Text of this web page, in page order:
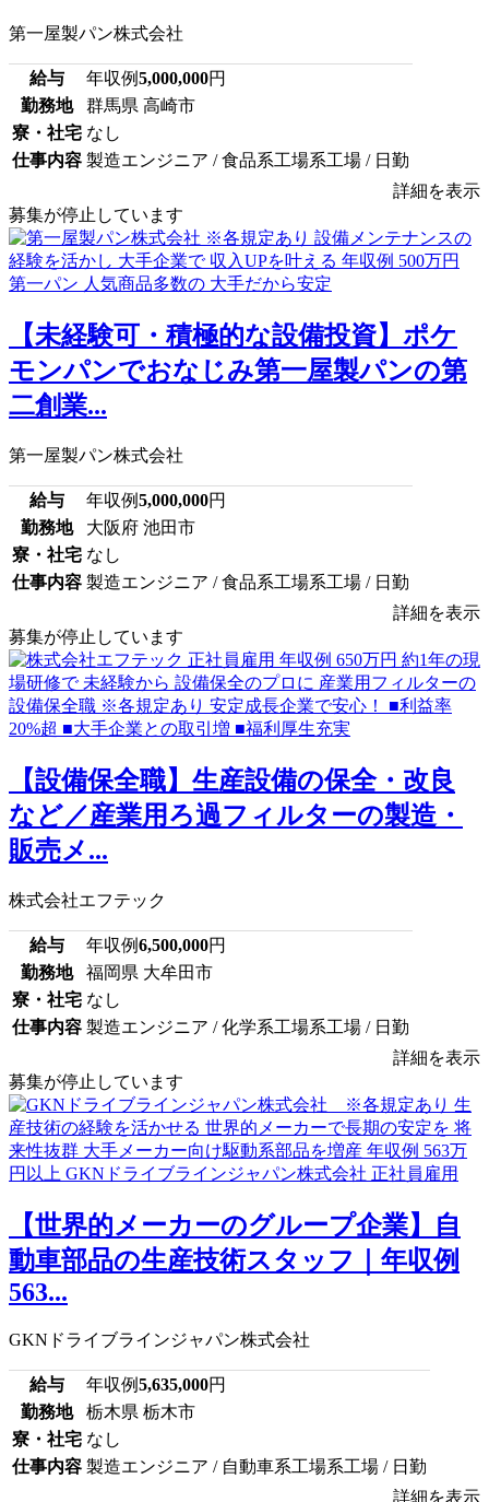
第一屋製パン株式会社
給与 年収例5,000,000円
勤務地
群馬県 高崎市
寮・社宅 なし
仕事内容 製造エンジニア / 食品系工場系工場 / 日勤
詳細を表示
募集が停止しています
【未経験可・積極的な設備投資】ポケ
モンパンでおなじみ第一屋製パンの第
二創業...
第一屋製パン株式会社
給与 年収例5,000,000円
勤務地
大阪府 池田市
寮・社宅 なし
仕事内容 製造エンジニア / 食品系工場系工場 / 日勤
詳細を表示
募集が停止しています
【設備保全職】生産設備の保全・改良
など／産業用ろ過フィルターの製造・
販売メ...
株式会社エフテック
給与 年収例6,500,000円
勤務地
福岡県 大牟田市
寮・社宅 なし
仕事内容 製造エンジニア / 化学系工場系工場 / 日勤
詳細を表示
募集が停止しています
【世界的メーカーのグループ企業】自
動車部品の生産技術スタッフ｜年収例
563...
GKNドライブラインジャパン株式会社
給与 年収例5,635,000円
勤務地
栃木県 栃木市
寮・社宅 なし
仕事内容 製造エンジニア / 自動車系工場系工場 / 日勤
詳細を表示